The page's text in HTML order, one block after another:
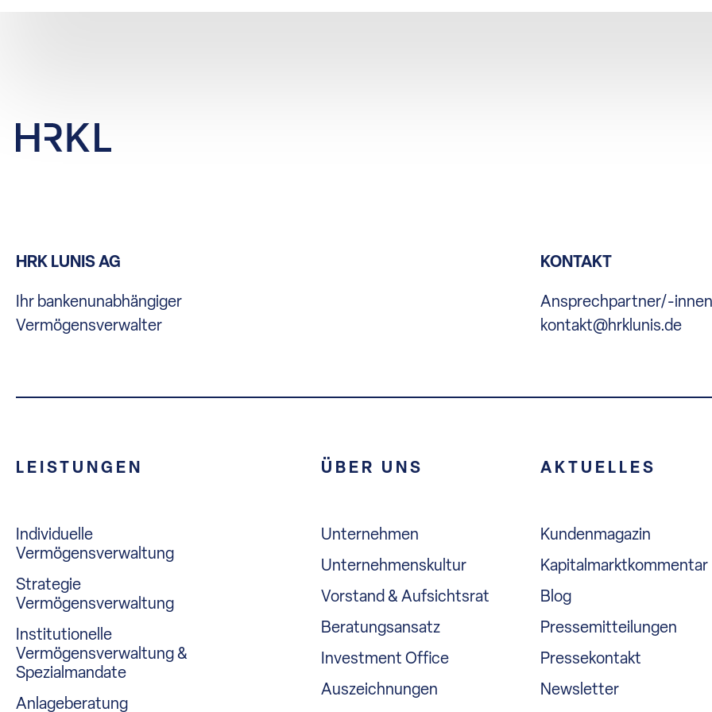
HRK LUNIS AG
Ihr bankenunabhängiger
Vermögensverwalter
KONTAKT
Ansprechpartner/-innen
kontakt@hrklunis.de
LEISTUNGEN
Individuelle
Vermögensverwaltung
Strategie
Vermögensverwaltung
Institutionelle
Vermögensverwaltung &
Spezialmandate
Anlageberatung
ÜBER UNS
Unternehmen
Unternehmenskultur
Vorstand & Aufsichtsrat
Beratungsansatz
Investment Office
Auszeichnungen
AKTUELLES
Kundenmagazin
Kapitalmarktkommentar
Blog
Pressemitteilungen
Pressekontakt
Newsletter